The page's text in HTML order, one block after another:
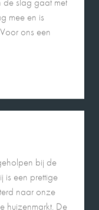
ons een
bij de
naar onze
De
bevelen zijn